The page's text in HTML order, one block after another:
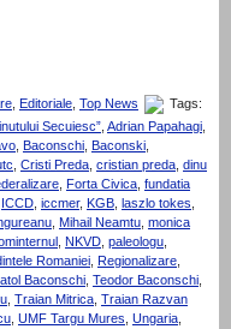
Editoriale Top News
Tags:
Secuiesc”, Adrian Papahagi,
, Baconschi, Baconski,
, Cristi Preda, cristian preda, dinu
, Forta Civica, fundatia
ICCD, iccmer, KGB, laszlo tokes,
, Mihail Neamtu, monica
, NKVD, paleologu,
Romaniei, Regionalizare,
Baconschi, Teodor Baconschi,
, Traian Mitrica, Traian Razvan
, UMF Targu Mures, Ungaria,